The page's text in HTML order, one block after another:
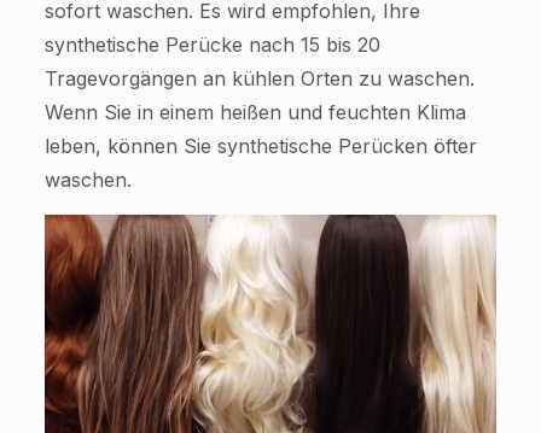
sofort waschen. Es wird empfohlen, Ihre
synthetische Perücke nach 15 bis 20
Tragevorgängen an kühlen Orten zu waschen.
Wenn Sie in einem heißen und feuchten Klima
leben, können Sie synthetische Perücken öfter
waschen.